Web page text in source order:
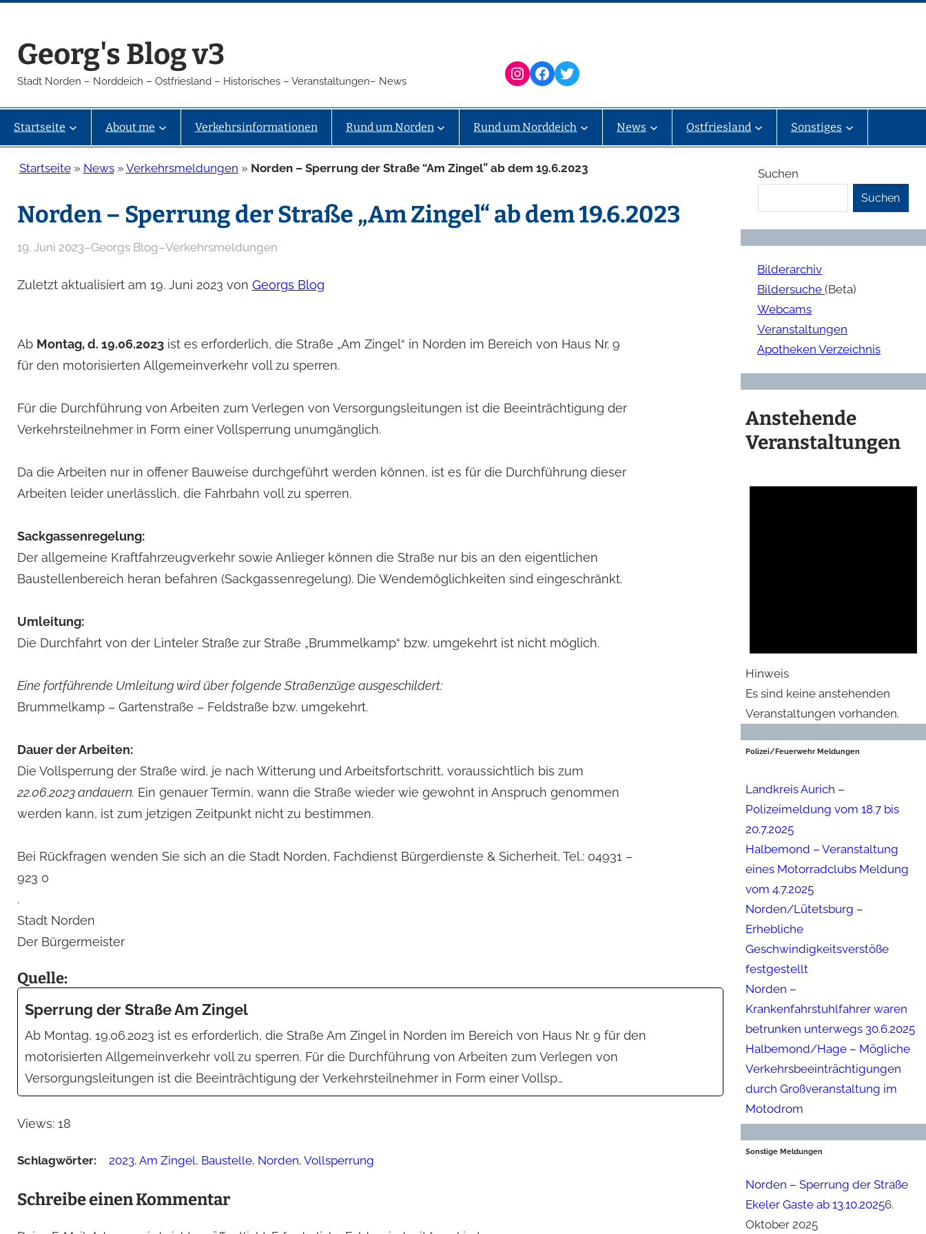
springen
Georg's Blog v3
Stadt Norden – Norddeich – Ostfriesland – Historisches – Veranstaltungen– News Instagram Facebook Twitter
Startseite About me Verkehrsinformationen Rund um Norden Rund um Norddeich News Ostfriesland Sonstiges
Startseite» News» Verkehrsmeldungen » Norden – Sperrung der Straße “Am Zingel” ab dem 19.6.2023
Norden – Sperrung der Straße „Am Zingel“ ab dem 19.6.2023
19. Juni 2023–Georgs Blog–Verkehrsmeldungen
Zuletzt aktualisiert am 19. Juni 2023 von Georgs Blog
Ab Montag, d. 19.06.2023ist es erforderlich, die Straße „Am Zingel“ in Norden im Bereich von Haus Nr. 9
für den motorisierten Allgemeinverkehr voll zu sperren.
Für die Durchführung von Arbeiten zum Verlegen von Versorgungsleitungen ist die Beeinträchtigung der
Verkehrsteilnehmer in Form einer Vollsperrung unumgänglich.
Da die Arbeiten nur in offener Bauweise durchgeführt werden können, ist es für die Durchführung dieser
Arbeiten leider unerlässlich, die Fahrbahn voll zu sperren.
Sackgassenregelung:
Der allgemeine Kraftfahrzeugverkehr sowie Anlieger können die Straße nur bis an den eigentlichen
Baustellenbereich heran befahren (Sackgassenregelung). Die Wendemöglichkeiten sind eingeschränkt.
Umleitung:
Die Durchfahrt von der Linteler Straße zur Straße „Brummelkamp“ bzw. umgekehrt ist nicht möglich.
Eine fortführende Umleitung wird über folgende Straßenzüge ausgeschildert:
Brummelkamp – Gartenstraße – Feldstraße bzw. umgekehrt.
Dauer der Arbeiten:
Die Vollsperrung der Straße wird, je nach Witterung und Arbeitsfortschritt, voraussichtlich bis zum
22.06.2023 andauern. Ein genauer Termin, wann die Straße wieder wie gewohnt in Anspruch genommen
werden kann, ist zum jetzigen Zeitpunkt nicht zu bestimmen.
Bei Rückfragen wenden Sie sich an die Stadt Norden, Fachdienst Bürgerdienste & Sicherheit, Tel.: 04931 –
923 0
.
Stadt Norden
Der Bürgermeister
Quelle:
Sperrung der Straße Am Zingel
Ab Montag, 19.06.2023 ist es erforderlich, die Straße Am Zingel in Norden im Bereich von Haus Nr. 9 für den
motorisierten Allgemeinverkehr voll zu sperren. Für die Durchführung von Arbeiten zum Verlegen von
Versorgungsleitungen ist die Beeinträchtigung der Verkehrsteilnehmer in Form einer Vollsp…
Views: 18
Schlagwörter: 2023,Am Zingel, Baustelle, Norden,Vollsperrung
Schreibe einen Kommentar
Suchen
Suchen
Bilderarchiv
Bildersuche(Beta)
Webcams
Veranstaltungen
Apotheken Verzeichnis
Anstehende
Veranstaltungen
Hinweis
Es sind keine anstehenden
Veranstaltungen vorhanden.
Polizei/Feuerwehr Meldungen
Landkreis Aurich –
Polizeimeldung vom 18.7 bis
20.7.2025
Halbemond – Veranstaltung
eines Motorradclubs Meldung
vom 4.7.2025
Norden/Lütetsburg –
Erhebliche
Geschwindigkeitsverstöße
festgestellt
Norden –
Krankenfahrstuhlfahrer waren
betrunken unterwegs 30.6.2025
Halbemond/Hage – Mögliche
Verkehrsbeeinträchtigungen
durch Großveranstaltung im
Motodrom
Sonstige Meldungen
Norden – Sperrung der Straße
Ekeler Gaste ab 13.10.20256.
Oktober 2025